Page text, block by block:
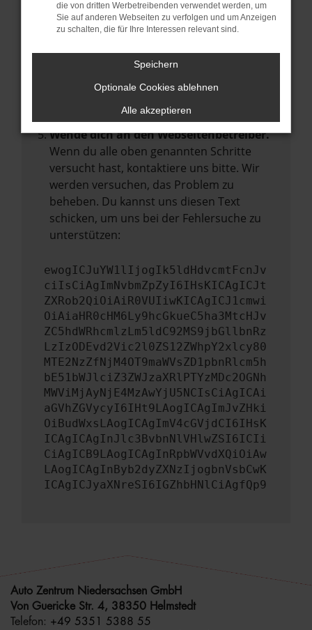
Stelle sicher, dass dein Browser und dein
Betriebssystem auf dem neuesten Stand
Veraltete Software birgt nicht nur ein
führen, dass bestimmte Funktionen nicht
mehr unterstützt werden.
Wende dich an den Webseitenbetreiber.
Wenn du alle oben genannten Schritte
versucht hast, kontaktiere uns bitte. Wir
werden versuchen, das Problem zu
beheben. Du kannst uns diesen Text
schicken, um uns bei der Fehlersuche zu
unterstützen:
ewogICJuYW1lIjogIk5ldHdvcmtFcnJv
ciIsCiAgImNvbmZpZyI6IHsKICAgICJt
ZXRob2QiOiAiR0VUIiwKICAgICJ1cmwi
OiAiaHR0cHM6Ly9hcGkueC5ha3MtcHJv
ZC5hdWRhcmlzLm5ldC92MS9jbGllbnRz
LzIzODEvd2Vic2l0ZS12ZWhpY2xlcy80
MTE2NzZfNjM4OT9maWVsZD1pbnRlcm5h
bE51bWJlciZ3ZWJzaXRlPTYzMDc2OGNh
MWViMjAyNjE4MzAwYjU5NCIsCiAgICAi
aGVhZGVycyI6IHt9LAogICAgImJvZHki
OiBudWxsLAogICAgImV4cGVjdCI6IHsK
ICAgICAgInJlc3BvbnNlVHlwZSI6ICIi
CiAgICB9LAogICAgInRpbWVvdXQiOiAw
LAogICAgInByb2dyZXNzIjogbnVsbCwK
ICAgICJyaXNreSI6IGZhbHNlCiAgfQp9
Auto Zentrum Niedersachsen GmbH
Von Guericke Str. 4, 38350 Helmstedt
Telefon: +49 5351 5388 55
die von dritten Werbetreibenden verwendet werden, um
Sie auf anderen Webseiten zu verfolgen und um Anzeigen
zu schalten, die für Ihre Interessen relevant sind.
Speichern
Optionale Cookies ablehnen
Alle akzeptieren